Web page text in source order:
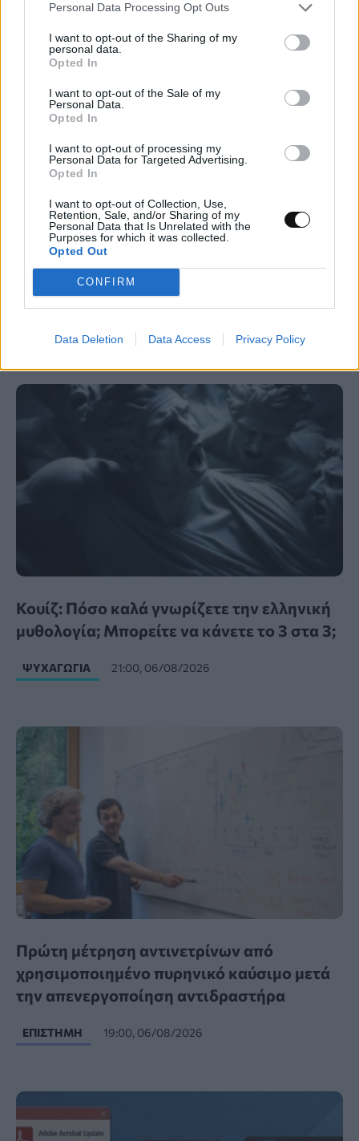
Personal Data Processing Opt Outs
I want to opt-out of the Sharing of my
personal data.
Opted In
I want to opt-out of the Sale of my
Personal Data.
Opted In
I want to opt-out of processing my
Personal Data for Targeted Advertising.
Opted In
I want to opt-out of Collection, Use,
Retention, Sale, and/or Sharing of my
Personal Data that Is Unrelated with the
Purposes for which it was collected.
Opted Out
CONFIRM
Data Deletion Data Access Privacy Policy
Νέος σχεδιασμός καταλύτη βελτιώνει την
παραγωγή αμμωνίας καταστέλλοντας
ανεπιθύμητες αντιδράσεις
Κουίζ: Πόσο καλά γνωρίζετε την ελληνική
μυθολογία; Μπορείτε να κάνετε το 3 στα 3;
ΨΥΧΑΓΩΓΊΑ 21:00, 06/08/2026
Πρώτη μέτρηση αντινετρίνων από
χρησιμοποιημένο πυρηνικό καύσιμο μετά
την απενεργοποίηση αντιδραστήρα
ΕΠΙΣΤΉΜΗ 19:00, 06/08/2026